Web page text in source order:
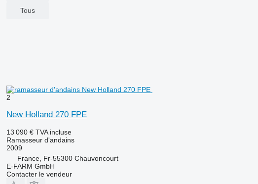
Tous
2
New Holland 270 FPE
13 090 € TVA incluse
Ramasseur d'andains
2009
France, Fr-55300 Chauvoncourt
E-FARM GmbH
Contacter le vendeur